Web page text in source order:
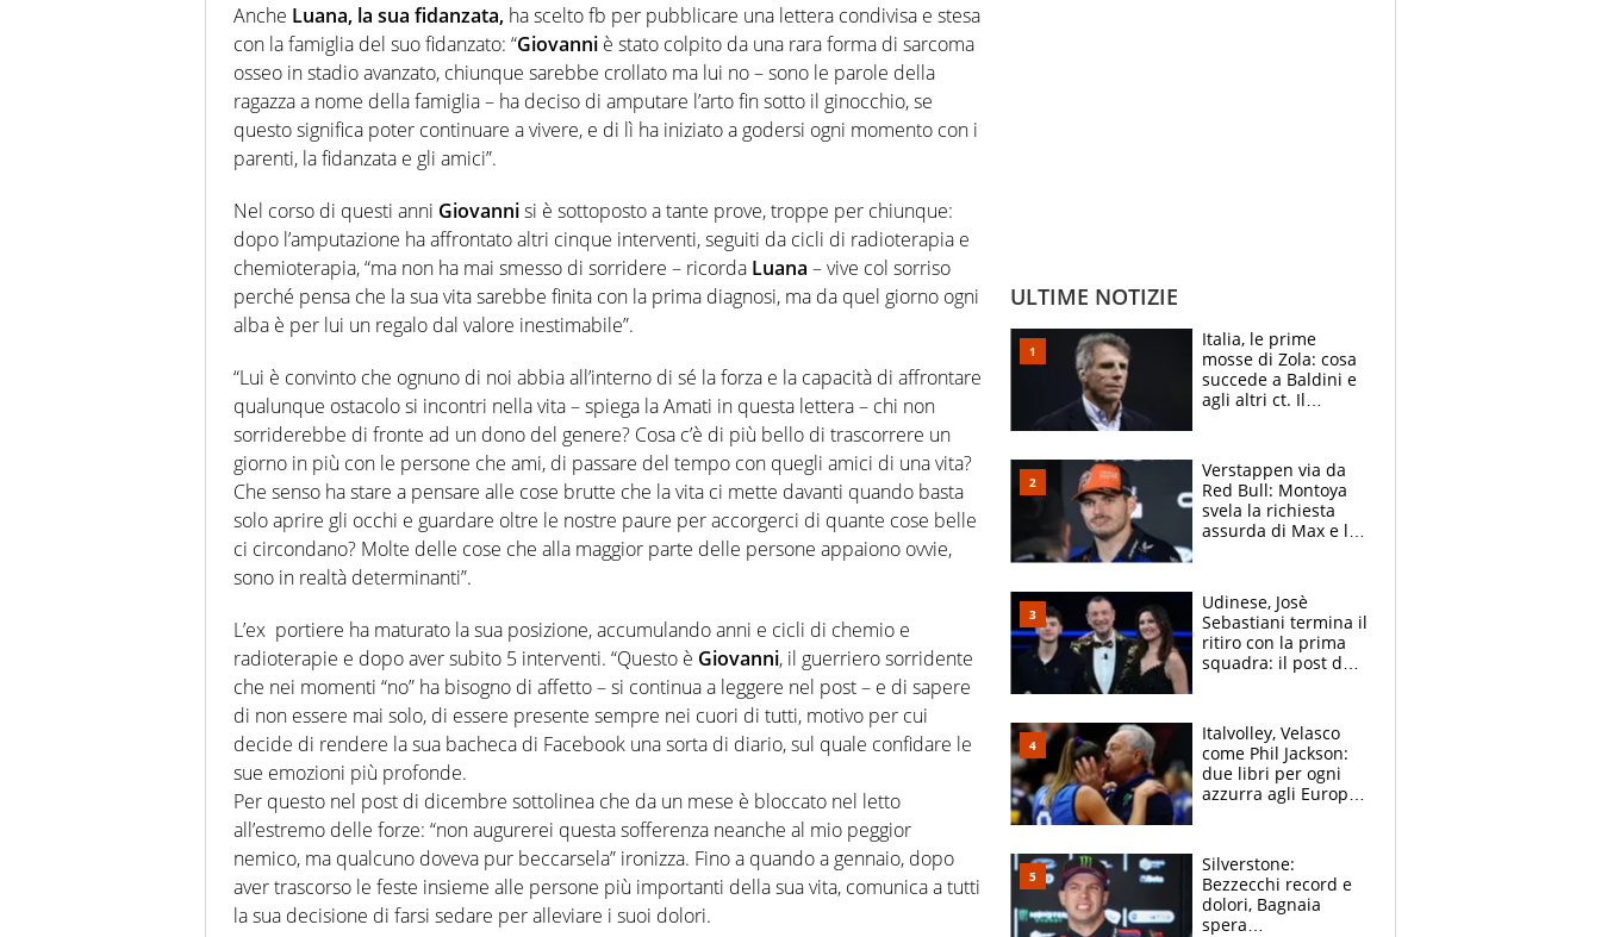
Anche Luana, la sua fidanzata, ha scelto fb per pubblicare una lettera condivisa e stesa
con la famiglia del suo fidanzato: “Giovanni è stato colpito da una rara forma di sarcoma
osseo in stadio avanzato, chiunque sarebbe crollato ma lui no – sono le parole della
ragazza a nome della famiglia – ha deciso di amputare l’arto fin sotto il ginocchio, se
questo significa poter continuare a vivere, e di lì ha iniziato a godersi ogni momento con i
parenti, la fidanzata e gli amici”.
Nel corso di questi anni Giovannisi è sottoposto a tante prove, troppe per chiunque:
dopo l’amputazione ha affrontato altri cinque interventi, seguiti da cicli di radioterapia e
chemioterapia, “ma non ha mai smesso di sorridere – ricorda Luana – vive col sorriso
perché pensa che la sua vita sarebbe finita con la prima diagnosi, ma da quel giorno ogni
alba è per lui un regalo dal valore inestimabile”.
“Lui è convinto che ognuno di noi abbia all’interno di sé la forza e la capacità di affrontare
qualunque ostacolo si incontri nella vita – spiega la Amati in questa lettera – chi non
sorriderebbe di fronte ad un dono del genere? Cosa c’è di più bello di trascorrere un
giorno in più con le persone che ami, di passare del tempo con quegli amici di una vita?
Che senso ha stare a pensare alle cose brutte che la vita ci mette davanti quando basta
solo aprire gli occhi e guardare oltre le nostre paure per accorgerci di quante cose belle
ci circondano? Molte delle cose che alla maggior parte delle persone appaiono ovvie,
sono in realtà determinanti”.
L’ex portiere ha maturato la sua posizione, accumulando anni e cicli di chemio e
radioterapie e dopo aver subito 5 interventi. “Questo è Giovanni, il guerriero sorridente
che nei momenti “no” ha bisogno di affetto – si continua a leggere nel post – e di sapere
di non essere mai solo, di essere presente sempre nei cuori di tutti, motivo per cui
decide di rendere la sua bacheca di Facebook una sorta di diario, sul quale confidare le
sue emozioni più profonde.
Per questo nel post di dicembre sottolinea che da un mese è bloccato nel letto
all’estremo delle forze: “non augurerei questa sofferenza neanche al mio peggior
nemico, ma qualcuno doveva pur beccarsela” ironizza. Fino a quando a gennaio, dopo
aver trascorso le feste insieme alle persone più importanti della sua vita, comunica a tutti
la sua decisione di farsi sedare per alleviare i suoi dolori.
ULTIME NOTIZIE
Italia, le prime
mosse di Zola: cosa
succede a Baldini e
agli altri ct. Il
azzurri
Verstappen via da
Red Bull: Montoya
svela la richiesta
assurda di Max e lo
McLaren siano
meglio?”
Udinese, Josè
Sebastiani termina il
ritiro con la prima
squadra: il post del
sfondo
Italvolley, Velasco
come Phil Jackson:
due libri per ogni
azzurra agli Europei.
Silverstone:
Bezzecchi record e
dolori, Bagnaia
spera